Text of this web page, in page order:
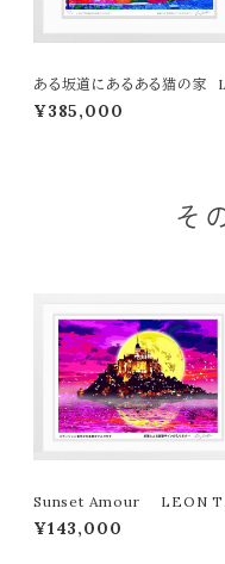
ある坂道にあるある猫の家
ON TERASHIMA版画作品
作限定（オンライン限定特典付
¥385,000
そ
Sunset Amour LEON
RASHIMA版画作品180作限
¥143,000